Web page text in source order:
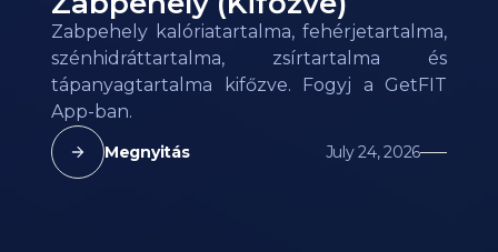
Zabpehely kalóriatartalma, fehérjetartalma,
szénhidráttartalma, zsírtartalma és
tápanyagtartalma kifőzve. Fogyj a GetFIT
App-ban.
Megnyitás July 24, 2026